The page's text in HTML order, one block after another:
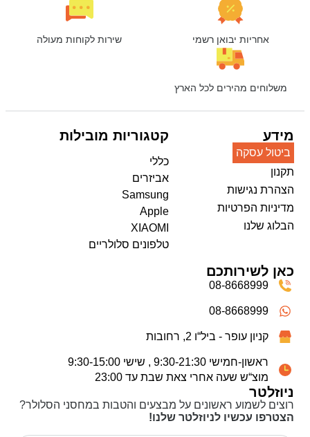
אחריות יבואן רשמי שירות לקוחות מעולה
משלוחים מהירים לכל הארץ
ניוזלטר
רוצים לשמוע ראשונים על מבצעים והטבות במחסני הסלולר?
הצטרפו עכשיו לניוזלטר שלנו!
מידע
ביטול עסקה
תקנון
הצהרת נגישות
מדיניות הפרטיות
הבלוג שלנו
קטגוריות מובילות
כללי
אביזרים
Samsung
Apple
XIAOMI
טלפונים סלולריים
כאן לשירותכם
08-8668999
08-8668999
קניון עופר - ביל“ו 2, רחובות
ראשון-חמישי 9:30-21:30 , שישי 9:30-15:00
מוצ“ש שעה אחרי צאת שבת עד 23:00